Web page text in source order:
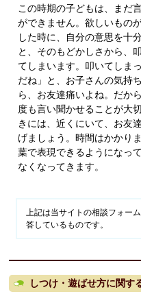
この時期の子どもは、まだ
ができません。欲しいもの
した時に、自分の意思を十
と、そのもどかしさから、
てしまいます。叩いてしま
だね」と、お子さんの気持
ら、お友達痛いよね。だか
度も言い聞かせることが大
きには、近くにいて、お友
げましょう。時間はかかり
葉で表現できるようになっ
なくなってきます。
上記は当サイトの相談フォー
答しているものです。
しつけ・遊ばせ方に関す